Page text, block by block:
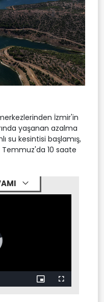
İzmir'in
yaşanan azalma
su kesintisi başlamış,
Temmuz'da 10 saate
Picture-
in-
Fullscreen